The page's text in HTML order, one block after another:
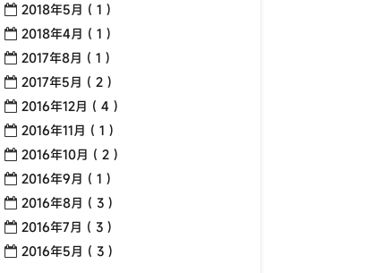
2018年5月 ( 1 )
2018年4月 ( 1 )
2017年8月 ( 1 )
2017年5月 ( 2 )
2016年12月 ( 4 )
2016年11月 ( 1 )
2016年10月 ( 2 )
2016年9月 ( 1 )
2016年8月 ( 3 )
2016年7月 ( 3 )
2016年5月 ( 3 )